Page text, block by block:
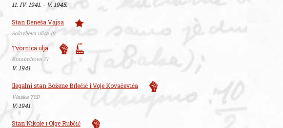
11. IV. 1941. - V. 1945.
Stan Deneša Vajsa
Solovljeva ulica 10
Tvornica ulja
Branimirova 71
V. 1941.
Ilegalni stan Božene Brlečić i Voje Kovačevića
Vlaška 70D
V. 1941.
Stan Nikole i Olge Rubčić